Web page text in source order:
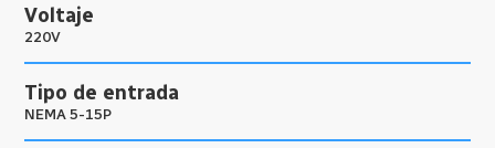
Voltaje
220V
Tipo de entrada
NEMA 5-15P